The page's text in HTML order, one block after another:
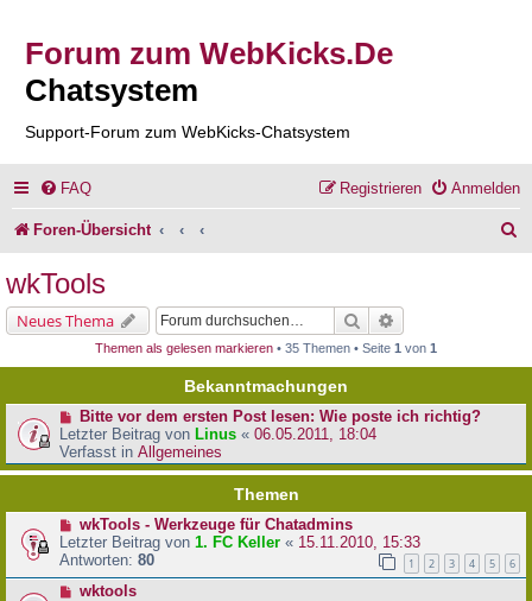
Forum zum WebKicks.De
Chatsystem
Support-Forum zum WebKicks-Chatsystem
FAQ Anmelden
Registrieren
Foren-Übersicht
e
wkTools
Neues Thema Suche
Themen als gelesen markieren • 35 Themen • Seite 1 von 1
Bekanntmachungen
Bitte vor dem ersten Post lesen: Wie poste ich richtig?
Letzter Beitrag von Linus « 06.05.2011, 18:04
Verfasst in Allgemeines
Themen
wkTools - Werkzeuge für Chatadmins
Letzter Beitrag von 1. FC Keller « 15.11.2010, 15:33
Antworten: 80 1 2 3 4 5 6
wktools